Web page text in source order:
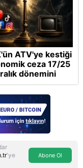
ATV'ye kestiği
ceza 17/25
dönemini
Milli yayınlara
kıskacı:
Medya neden
hedefte?
'ye
Abone Ol